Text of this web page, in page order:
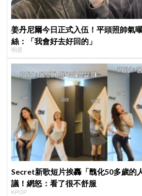
姜丹尼爾今日正式入伍！平頭照帥氣
絲：「我會好去好回的」
明星
Secret新歌短片挨轟「醜化50多歲的
議！網怒：看了很不舒服
KPOP